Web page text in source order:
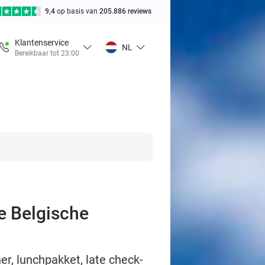
9,4 op basis van 205.886 reviews
Klantenservice
Bereikbaar tot 23:00
NL
Belgische
lunchpakket, late check-